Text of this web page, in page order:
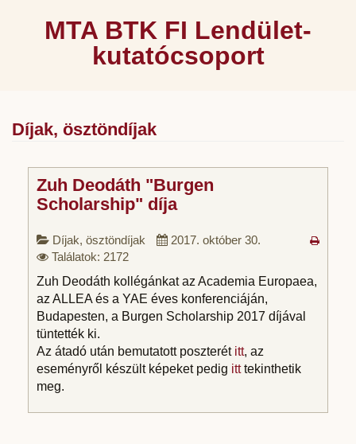
MTA BTK FI Lendület-
kutatócsoport
Díjak, ösztöndíjak
Zuh Deodáth "Burgen
Scholarship" díja
Díjak, ösztöndíjak
2017. október 30.
Találatok: 2172
Zuh Deodáth kollégánkat az Academia Europaea,
az ALLEA és a YAE éves konferenciáján,
Budapesten, a Burgen Scholarship 2017 díjával
tüntették ki.
Az átadó után bemutatott poszterét itt, az
eseményről készült képeket pedig itttekinthetik
meg.